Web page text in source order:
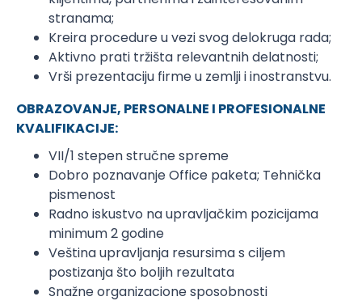
stranama;
Kreira procedure u vezi svog delokruga rada;
Aktivno prati tržišta relevantnih delatnosti;
Vrši prezentaciju firme u zemlji i inostranstvu.
OBRAZOVANJE, PERSONALNE I PROFESIONALNE
KVALIFIKACIJE:
VII/1 stepen stručne spreme
Dobro poznavanje Office paketa; Tehnička
pismenost
Radno iskustvo na upravljačkim pozicijama
minimum 2 godine
Veština upravljanja resursima s ciljem
postizanja što boljih rezultata
Snažne organizacione sposobnosti